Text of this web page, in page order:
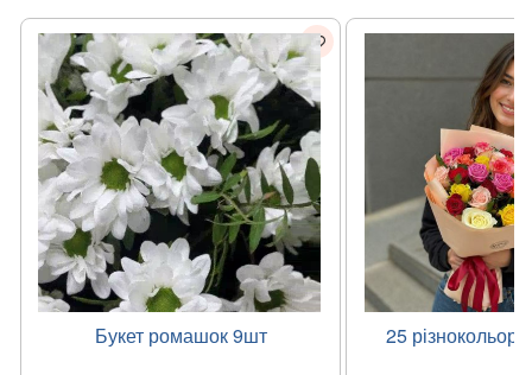
Букет ромашок 9шт 25